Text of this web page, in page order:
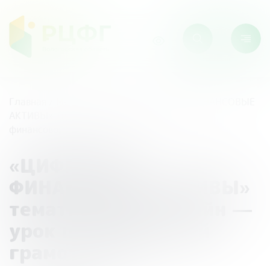
«ЦИФРОВЫЕ
ФИНАНСОВЫЕ АКТИВЫ»
тематический онлайн —
урок по финансовой
грамотности